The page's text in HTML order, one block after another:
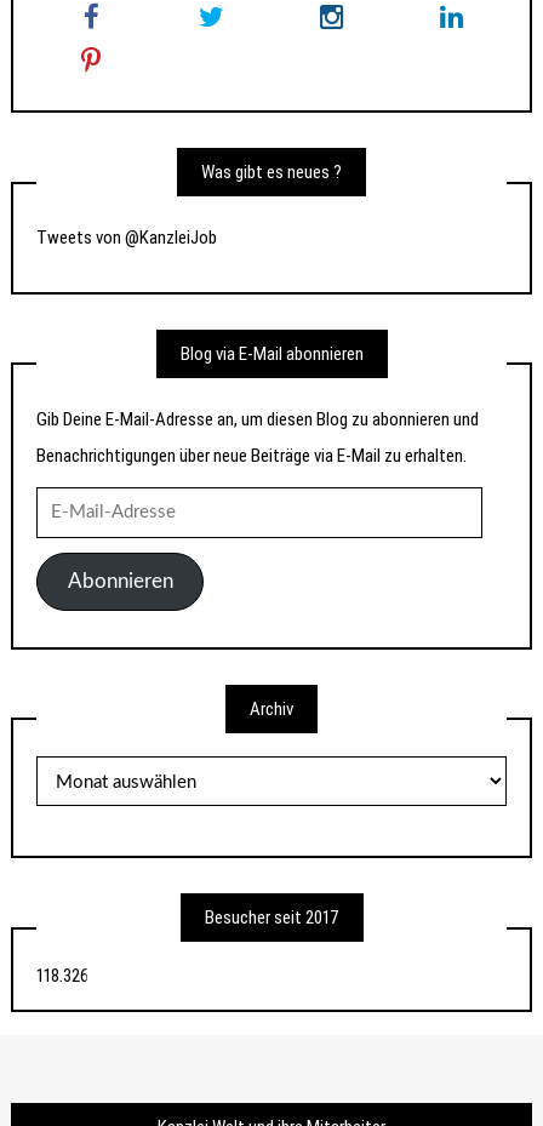
Was gibt es neues ?
Tweets von @KanzleiJob
Blog via E-Mail abonnieren
Gib Deine E-Mail-Adresse an, um diesen Blog zu abonnieren und
Benachrichtigungen über neue Beiträge via E-Mail zu erhalten.
Mail-
AdresseAbonnieren
Archiv
Besucher seit 2017
118.326